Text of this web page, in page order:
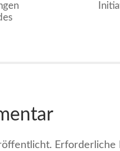
Erforderliche